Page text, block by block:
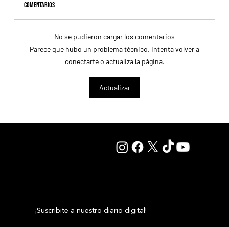
Nitrogen y Classic Q desafían la historia en una apuesta
sin miedo de Mark Casse
Comentarios
No se pudieron cargar los comentarios
Parece que hubo un problema técnico. Intenta volver a
conectarte o actualiza la página.
Actualizar
¡Suscribite a nuestro diario digital!